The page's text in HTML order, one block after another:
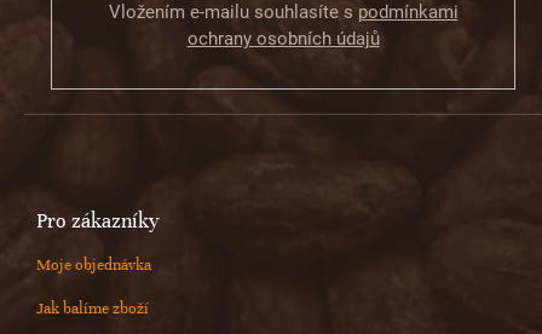
Vložením e-mailu souhlasíte s podmínkami
ochrany osobních údajů
Pro zákazníky
Moje objednávka
Jak balíme zboží